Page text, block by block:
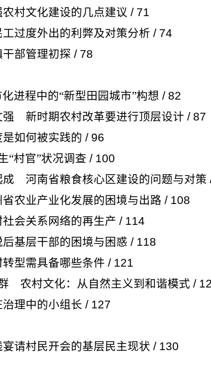
文化建设的几点建议 / 71
度外出的利弊及对策分析 / 74
管理初探 / 78
进程中的“新型田园城市”构想 / 82
时期农村改革要进行顶层设计 / 87
何被实践的 / 96
村官”状况调查 / 100
南省粮食核心区建设的问题与对策
业产业化发展的困境与出路 / 108
关系网络的再生产 / 114
层干部的困境与困惑 / 118
需具备哪些条件 / 121
村文化：从自然主义到和谐模式 /
中的小组长 / 127
村民开会的基层民主现状 / 130